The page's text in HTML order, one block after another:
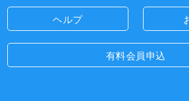
ヘルプ
有料会員申込